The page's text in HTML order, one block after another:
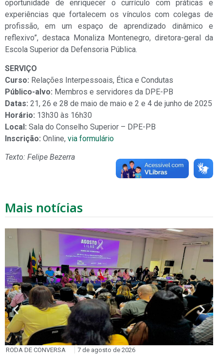
oportunidade de enriquecer o currículo com práticas e
experiências que fortalecem os vínculos com colegas de
profissão, em um espaço de aprendizado dinâmico e
reflexivo”, destaca Monaliza Montenegro, diretora-geral da
Escola Superior da Defensoria Pública.
SERVIÇO
Curso: Relações Interpessoais, Ética e Condutas
Público-alvo: Membros e servidores da DPE-PB
Datas: 21, 26 e 28 de maio de maio e 2 e 4 de junho de 2025
Horário: 13h30 às 16h30
Local: Sala do Conselho Superior – DPE-PB
Inscrição: Online, via formulário
Texto: Felipe Bezerra
Mais notícias
RODA DE CONVERSA 7 de agosto de 2026